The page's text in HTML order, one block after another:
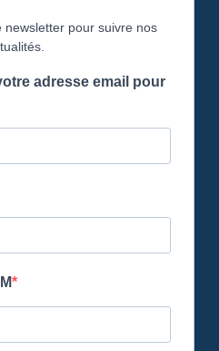
newsletter pour suivre nos
adresse email pour